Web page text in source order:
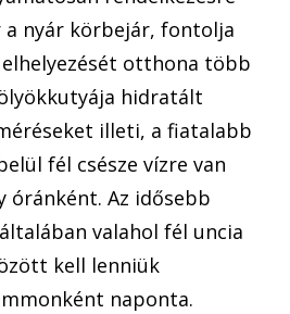
a nyár körbejár, fontolja
otthona több
hidratált
illeti, a fiatalabb
fél csésze vízre van
óránként. Az idősebb
valahol fél uncia
kell lenniük
naponta.